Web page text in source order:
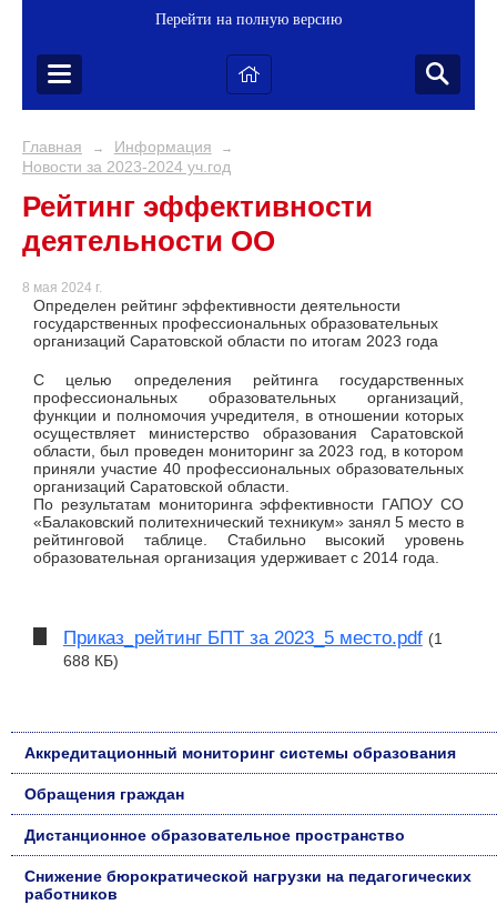
Перейти на полную версию
Главная → Информация →
Новости за 2023-2024 уч.год
Рейтинг эффективности
деятельности ОО
8 мая 2024 г.
Определен рейтинг эффективности деятельности
государственных профессиональных образовательных
организаций Саратовской области по итогам 2023 года
С целью определения рейтинга государственных
профессиональных образовательных организаций,
функции и полномочия учредителя, в отношении которых
осуществляет министерство образования Саратовской
области, был проведен мониторинг за 2023 год, в котором
приняли участие 40 профессиональных образовательных
организаций Саратовской области.
По результатам мониторинга эффективности ГАПОУ СО
«Балаковский политехнический техникум» занял 5 место в
рейтинговой таблице. Стабильно высокий уровень
образовательная организация удерживает с 2014 года.
Приказ_рейтинг БПТ за 2023_5 место.pdf (1
688 КБ)
Аккредитационный мониторинг системы образования
Обращения граждан
Дистанционное образовательное пространство
Снижение бюрократической нагрузки на педагогических
работников